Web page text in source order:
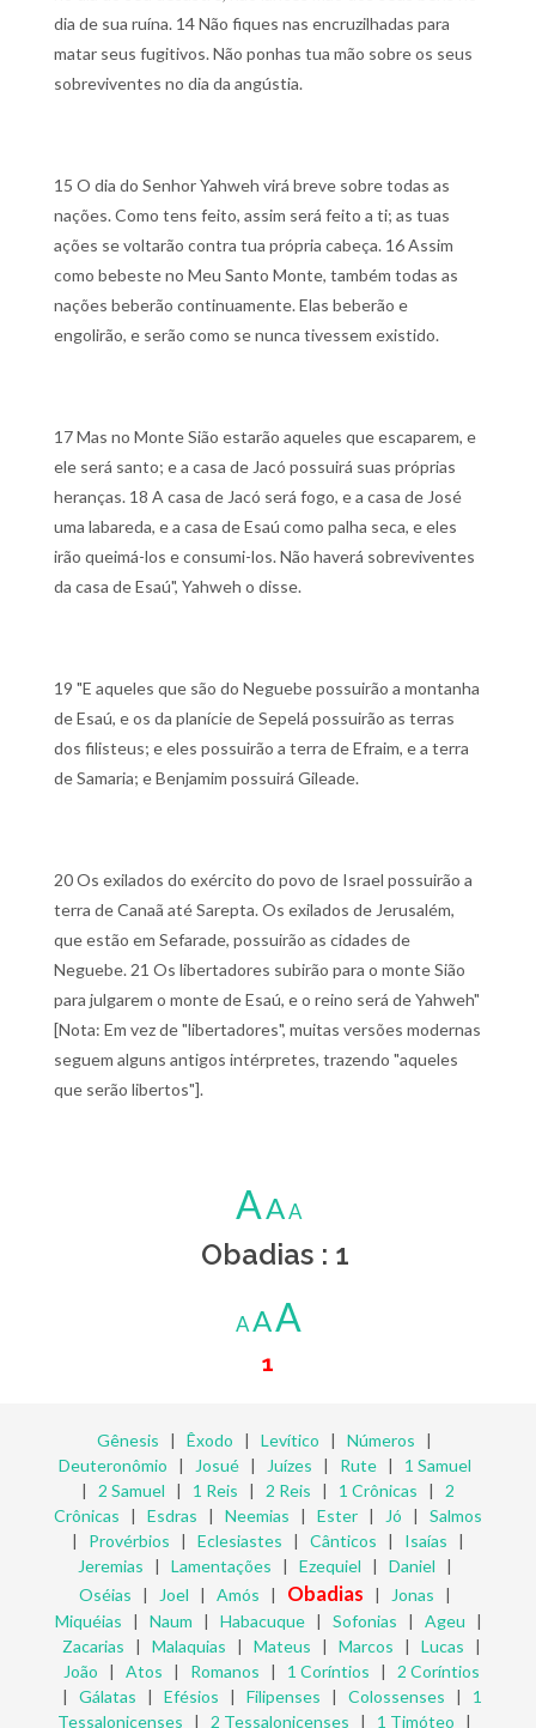
dia de sua ruína. 14 Não fiques nas encruzilhadas para
matar seus fugitivos. Não ponhas tua mão sobre os seus
sobreviventes no dia da angústia.
15 O dia do Senhor Yahweh virá breve sobre todas as
nações. Como tens feito, assim será feito a ti; as tuas
ações se voltarão contra tua própria cabeça. 16 Assim
como bebeste no Meu Santo Monte, também todas as
nações beberão continuamente. Elas beberão e
engolirão, e serão como se nunca tivessem existido.
17 Mas no Monte Sião estarão aqueles que escaparem, e
ele será santo; e a casa de Jacó possuirá suas próprias
heranças. 18 A casa de Jacó será fogo, e a casa de José
uma labareda, e a casa de Esaú como palha seca, e eles
irão queimá-los e consumi-los. Não haverá sobreviventes
da casa de Esaú", Yahweh o disse.
19 "E aqueles que são do Neguebe possuirão a montanha
de Esaú, e os da planície de Sepelá possuirão as terras
dos filisteus; e eles possuirão a terra de Efraim, e a terra
de Samaria; e Benjamim possuirá Gileade.
20 Os exilados do exército do povo de Israel possuirão a
terra de Canaã até Sarepta. Os exilados de Jerusalém,
que estão em Sefarade, possuirão as cidades de
Neguebe. 21 Os libertadores subirão para o monte Sião
para julgarem o monte de Esaú, e o reino será de Yahweh"
[Nota: Em vez de "libertadores", muitas versões modernas
seguem alguns antigos intérpretes, trazendo "aqueles
que serão libertos"].
AAA
Obadias : 1
AAA
1
Gênesis | Êxodo | Levítico | Números |
Deuteronômio | Josué| Juízes | Rute| 1 Samuel
| 2 Samuel | 1 Reis | 2 Reis | 1 Crônicas | 2
Crônicas | Esdras | Neemias | Ester | Jó | Salmos
| Provérbios | Eclesiastes | Cânticos | Isaías |
Jeremias | Lamentações | Ezequiel | Daniel |
Oséias | Joel | Amós | Obadias | Jonas |
Miquéias | Naum | Habacuque| Sofonias | Ageu |
Zacarias | Malaquias | Mateus | Marcos | Lucas |
João | Atos | Romanos | 1 Coríntios | 2 Coríntios
| Gálatas | Efésios | Filipenses | Colossenses | 1
Tessalonicenses | 2 Tessalonicenses | 1 Timóteo |